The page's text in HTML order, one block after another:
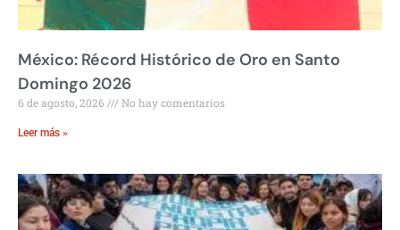
México: Récord Histórico de Oro en Santo
Domingo 2026
6 de agosto, 2026 No hay comentarios
Leer más »